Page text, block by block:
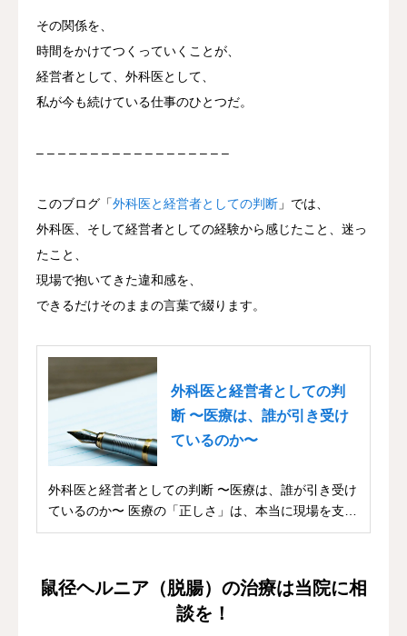
その関係を、
時間をかけてつくっていくことが、
経営者として、外科医として、
私が今も続けている仕事のひとつだ。
– – – – – – – – – – – – – – – – – –
このブログ「外科医と経営者としての判断 」では、
外科医、そして経営者としての経験から感じたこと、迷っ
たこと、
現場で抱いてきた違和感を、
できるだけそのままの言葉で綴ります。
外科医と経営者としての判
断 〜医療は、誰が引き受け
ているのか〜
外科医と経営者としての判断 〜医療は、誰が引き受け
ているのか〜 医療の「正しさ」は、本当に現場を支
え...
鼠径ヘルニア（脱腸）の治療は当院に相
談を！